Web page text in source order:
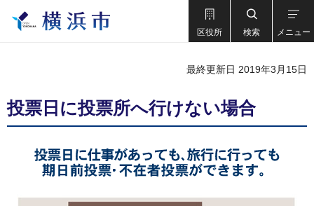
区役所 検索 メニュー
最終更新日 2019年3月15日
投票日に投票所へ行けない場合